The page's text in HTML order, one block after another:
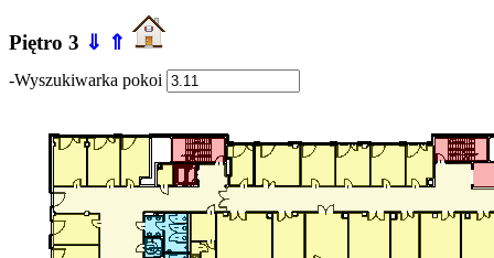
Piętro 3 ⇓ ⇑
-Wyszukiwarka pokoi